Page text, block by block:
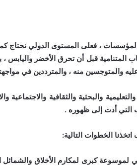
، فعلى المستوى الدولي نحتاج
قبل أن تحرق الأخضر واليابس ،
والمتوجسين منه ، والمترددين في
والبحثية والثقافية والاجتماعية
التي أدت إلى ظهوره .
الخطوات التالية:
لموسوعة كبرى لمكارم الأخلاق والشمائل